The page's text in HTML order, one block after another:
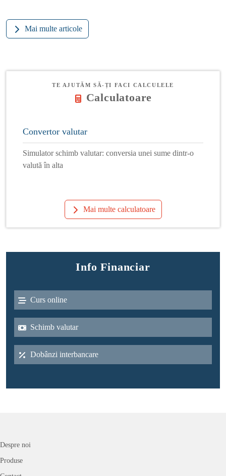
Mai multe articole
TE AJUTĂM SĂ-ȚI FACI CALCULELE
Calculatoare
Convertor valutar
Simulator schimb valutar: conversia unei sume dintr-o
valută în alta
Mai multe calculatoare
Info Financiar
Curs online
Schimb valutar
Dobânzi interbancare
Despre noi
Produse